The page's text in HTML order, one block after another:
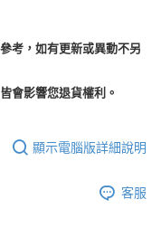
考，如有更新或異動不另
會影響您退貨權利。
顯示電腦版詳細說明
客服